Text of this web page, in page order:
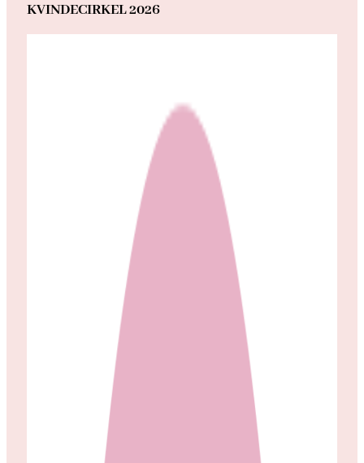
KVINDECIRKEL 2026